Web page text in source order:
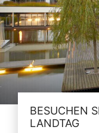
BESUCHEN
LANDTAG